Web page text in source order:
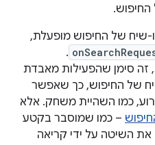
שיח של החיפוש מופעלת,
.
סימן שהפעילות מאבדת
של החיפוש, כך שאפשר
כמו השהיית משחק. אלא
– כמו שמוסבר בקטע
השיטה על ידי קריאה